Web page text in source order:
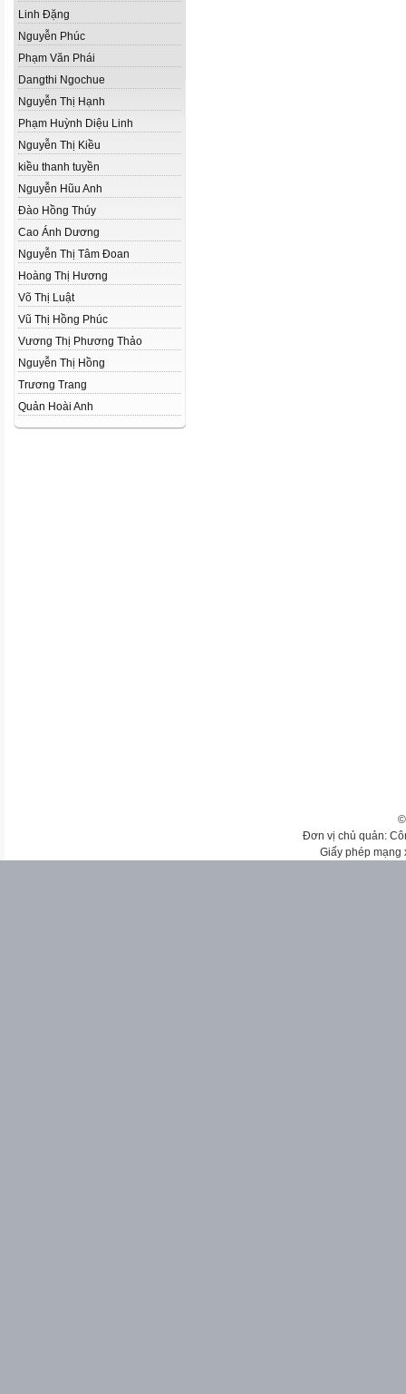
Linh Đặng
Nguyễn Phúc
Phạm Văn Phái
Dangthi Ngochue
Nguyễn Thị Hạnh
Phạm Huỳnh Diệu Linh
Nguyễn Thị Kiều
kiều thanh tuyền
Nguyễn Hũu Anh
Đào Hồng Thúy
Cao Ánh Dương
Nguyễn Thị Tâm Đoan
Hoàng Thị Hương
Võ Thị Luật
Vũ Thị Hồng Phúc
Vương Thị Phương Thảo
Nguyễn Thị Hồng
Trương Trang
Quản Hoài Anh
Đơn vị chủ quản:
Giấy phép mạng